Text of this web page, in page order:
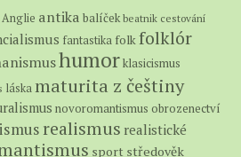
Anglie antika balíček beatnik cestování
fantastika folkfolklór
humorklasicismus
láskamaturita z češtiny
novoromantismus obrozenectví
realismus realistické
sport středověk